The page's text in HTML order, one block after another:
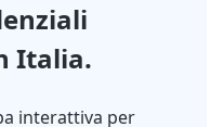
Italia.
interattiva per